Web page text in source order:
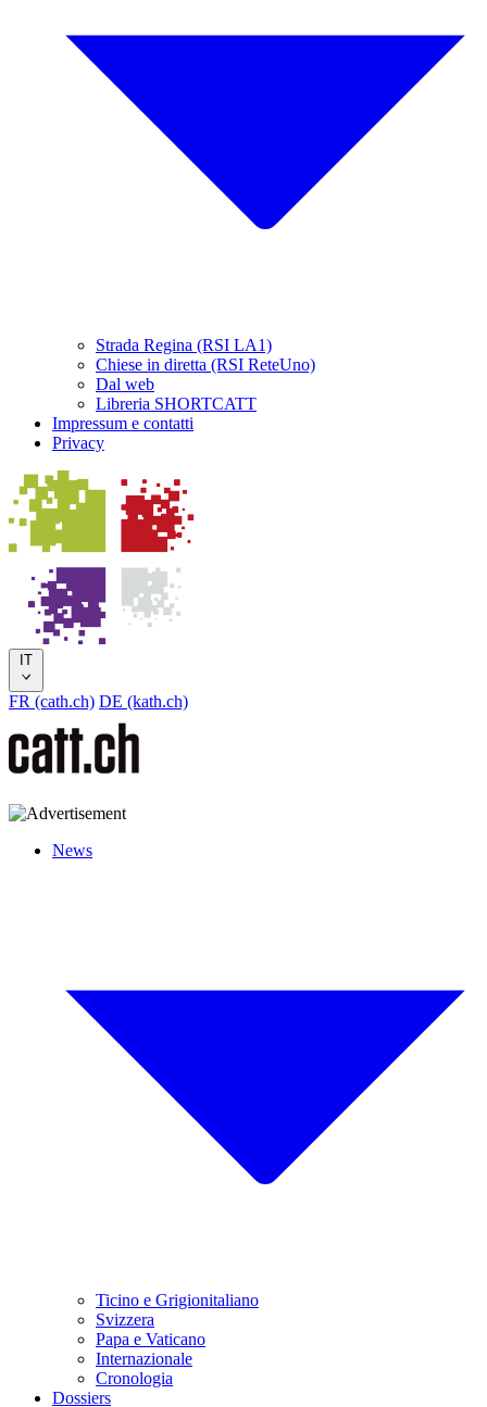
Strada Regina (RSI LA1)
Chiese in diretta (RSI ReteUno)
Dal web
Libreria SHORTCATT
Impressum e contatti
Privacy
IT
FR (cath.ch) DE (kath.ch)
News
Ticino e Grigionitaliano
Svizzera
Papa e Vaticano
Internazionale
Cronologia
Dossiers